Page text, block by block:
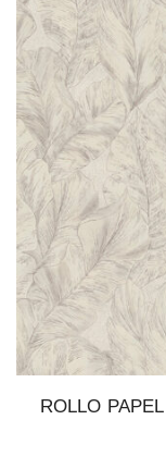
ROLLO